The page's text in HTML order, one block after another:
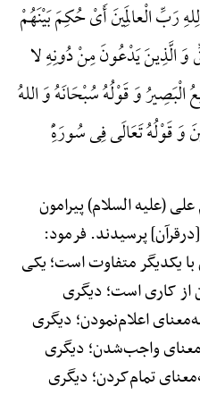
رَبِّ الْعالَمِینَ أَیْ حُکِمَ بَیْنَهُمْ
وَ الَّذِینَ یَدْعُونَ مِنْ دُونِهِ لا
وَ قَوْلُهُ سُبْحَانَهُ وَ اللهُ
وَ قَوْلُهُ تَعَالَی فِی سُورَهًِْ
علی (علیه السلام) پیرامون
پرسیدند. فرمود:
یکدیگر متفاوت است؛ یکی
از کاری است؛ دیگری
اعلام‌نمودن؛ دیگری
واجب‌شدن؛ دیگری
تمام‌کردن؛ دیگری